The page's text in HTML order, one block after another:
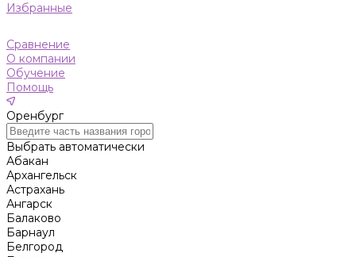
Избранные
Сравнение
О компании
Обучение
Помощь
Оренбург
Выбрать автоматически
Абакан
Архангельск
Астрахань
Ангарск
Балаково
Барнаул
Белгород